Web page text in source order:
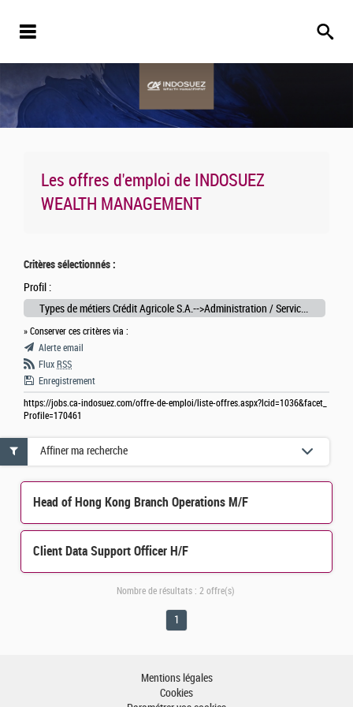
Les offres d'emploi de INDOSUEZ
WEALTH MANAGEMENT
Critères sélectionnés :
Profil :
Types de métiers Crédit Agricole S.A.-->Administration / Services Généraux
» Conserver ces critères via :
Alerte email
Flux RSS
Enregistrement
https://jobs.ca-indosuez.com/offre-de-emploi/liste-offres.aspx?lcid=1036&facet_
Profile=170461
Head of Hong Kong Branch Operations M/F
Client Data Support Officer H/F
Affiner ma recherche
Nombre de résultats : 2 offre(s)
1
Mentions légales
Cookies